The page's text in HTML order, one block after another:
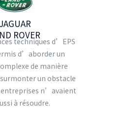
JAGUAR
ROVER
techniques d’EPS
d’aborder un
de manière
un obstacle
n’avaient
à résoudre.